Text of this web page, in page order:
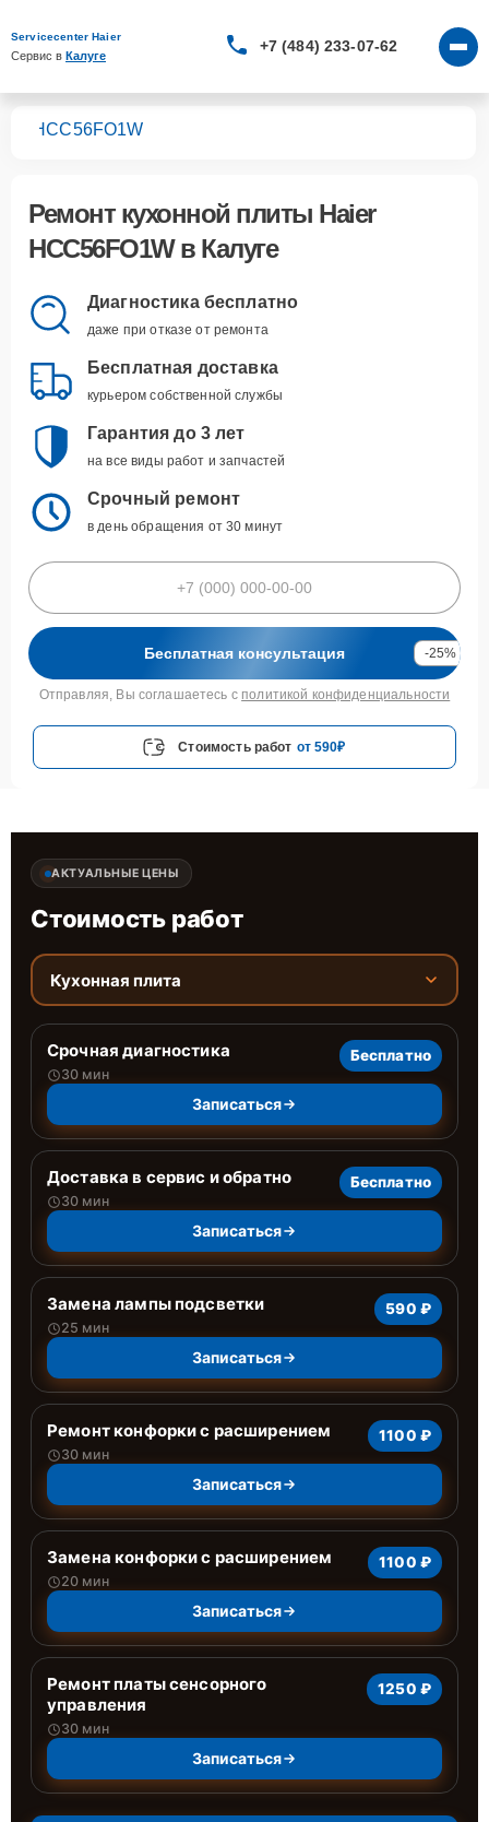
Servicecenter Haier
Сервис в Калуге
+7 (484) 233-07-62
HCC56FO1W
Ремонт кухонной плиты Haier
HCC56FO1Wв Калуге
Диагностика бесплатно
даже при отказе от ремонта
Бесплатная доставка
курьером собственной службы
Гарантия до 3 лет
на все виды работ и запчастей
Срочный ремонт
в день обращения от 30 минут
Бесплатная консультация -25%
Отправляя, Вы соглашаетесь с политикой конфиденциальности
Стоимость работ от 590₽
АКТУАЛЬНЫЕ ЦЕНЫ
Стоимость работ
Кухонная плита
Срочная диагностика
30 мин
Бесплатно
Записаться
Доставка в сервис и обратно
30 мин
Бесплатно
Записаться
Замена лампы подсветки
25 мин
590 ₽
Записаться
Ремонт конфорки с расширением
30 мин
1100 ₽
Записаться
Замена конфорки с расширением
20 мин
1100 ₽
Записаться
Ремонт платы сенсорного
управления
30 мин
1250 ₽
Записаться